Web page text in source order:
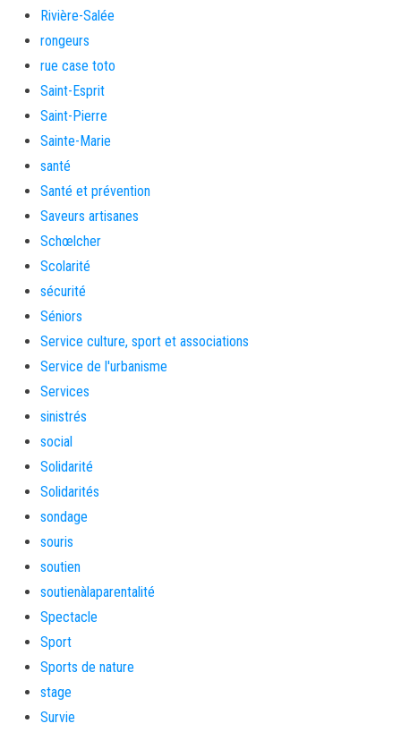
Rivière-Salée
rongeurs
rue case toto
Saint-Esprit
Saint-Pierre
Sainte-Marie
santé
Santé et prévention
Saveurs artisanes
Schœlcher
Scolarité
sécurité
Séniors
Service culture, sport et associations
Service de l'urbanisme
Services
sinistrés
social
Solidarité
Solidarités
sondage
souris
soutien
soutienàlaparentalité
Spectacle
Sport
Sports de nature
stage
Survie